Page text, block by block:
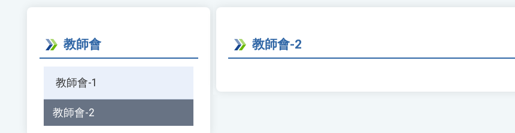
教師會
教師會-1
教師會-2
教師會-2